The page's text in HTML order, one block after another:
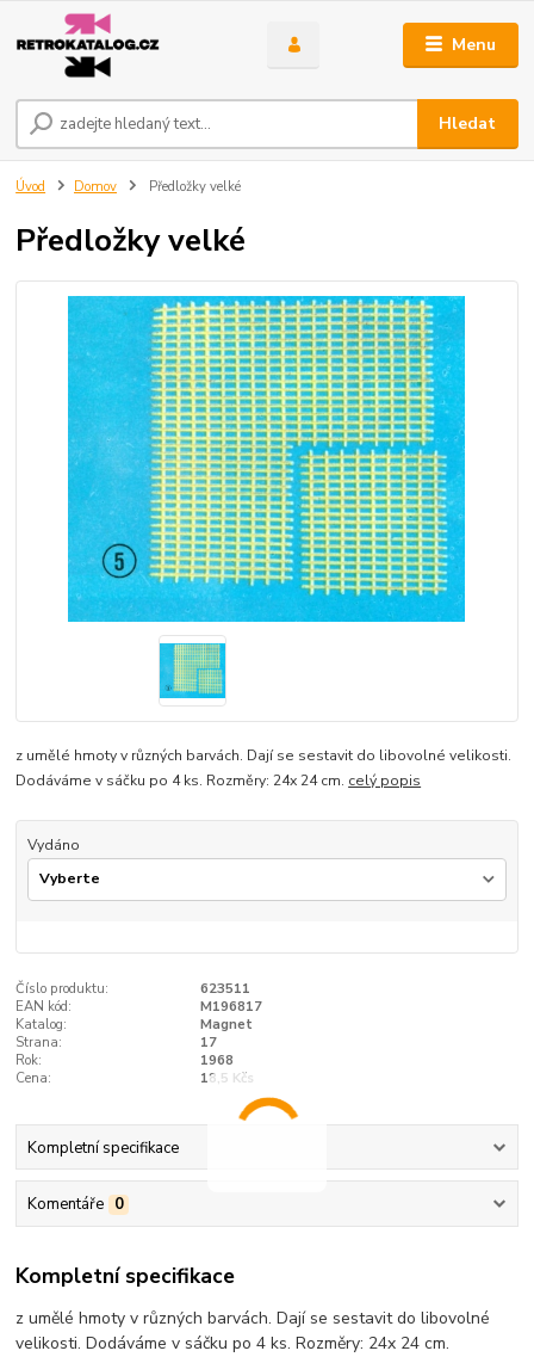
Menu
Hledat
Úvod Domov Předložky velké
Předložky velké
z umělé hmoty v různých barvách. Dají se sestavit do libovolné velikosti.
Dodáváme v sáčku po 4 ks. Rozměry: 24x 24 cm. celý popis
Vydáno
Číslo produktu:
623511
EAN kód:
M196817
Katalog:
Magnet
Strana:
17
Rok:
1968
Cena:
18,5 Kčs
Kompletní specifikace
Komentáře 0
Kompletní specifikace
z umělé hmoty v různých barvách. Dají se sestavit do libovolné
velikosti. Dodáváme v sáčku po 4 ks. Rozměry: 24x 24 cm.